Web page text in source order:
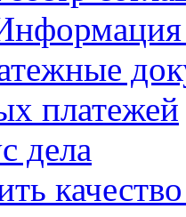
платежей
дела